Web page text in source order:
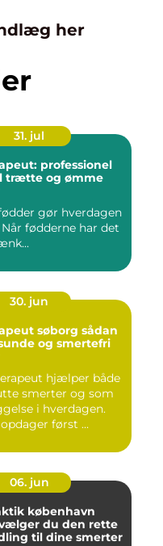
her
31. jul
professionel
trætte og ømme
gør hverdagen
fødderne har det
30. jun
søborg sådan
og smertefri
hjælper både
smerter og som
i hverdagen.
først ...
06. jun
københavn
du den rette
til dine smerter